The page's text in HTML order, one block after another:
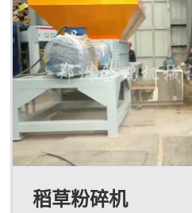
稻草粉碎机